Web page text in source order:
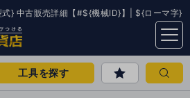
} 中古販売詳細【#${機械ID}】| ${ローマ字}
menu
工具を探す